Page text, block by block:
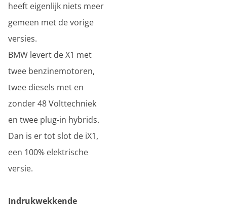
heeft eigenlijk niets meer
gemeen met de vorige
versies.
BMW levert de X1 met
twee benzinemotoren,
twee diesels met en
zonder 48 Volttechniek
en twee plug-in hybrids.
Dan is er tot slot de iX1,
een 100% elektrische
versie.
Indrukwekkende